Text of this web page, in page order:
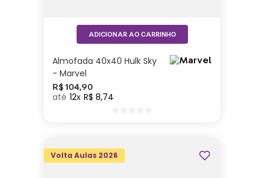
Almofada 40x40 Hulk Sky
- Marvel
R$ 104,90
12 R$ 8,74
ADICIONAR AO CARRINHO
Volta Aulas 2026